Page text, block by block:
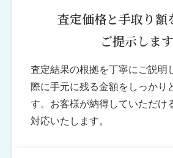
査定価格と手取り額
ご提示します
査定結果の根拠を丁寧にご説明
際に手元に残る金額をしっかり
す。お客様が納得していただけ
対応いたします。